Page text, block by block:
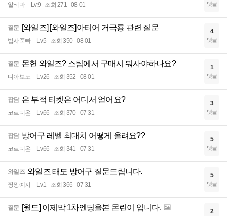
알티마 Lv.9 조회 271 08-01 댓글
질문 [와일즈] [와일즈]아티어 거극룡 관련 질문
법사죽빠 Lv.5 조회 350 08-01
4
댓글
질문 몬헌 와일즈? 스팀에서 구매시 뭐사야하나요?
디아보노 Lv.26 조회 352 08-01
1
댓글
잡담 은 부적 티켓은 어디서 얻어요?
코르디온 Lv.66 조회 370 07-31
3
댓글
잡담 방어구 레벨 최대치 어떻게 올려요??
코르디온 Lv.66 조회 341 07-31
5
댓글
와일즈 와일즈 태도 방어구 질문드립니다.
짱짱예지 Lv.1 조회 366 07-31
5
댓글
질문 [월드] 이제막 1차엔딩을본 몬린이 입니다. 2